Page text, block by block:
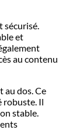
sécurisé.
et
au contenu
au dos. Ce
robuste. Il
stable.